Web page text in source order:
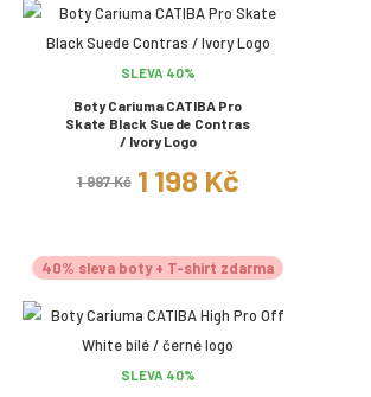
SLEVA 40%
Boty Cariuma CATIBA Pro
Skate Black Suede Contras
/ Ivory Logo
1 997 Kč 1 198 Kč
40% sleva boty + T-shirt zdarma
SLEVA 40%